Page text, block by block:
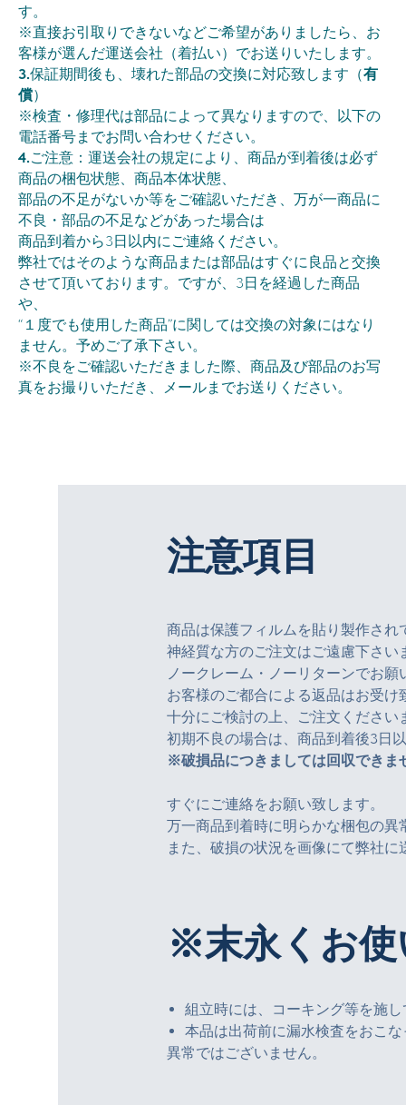
す。
※直接お引取りできないなどご希望がありましたら、お
客様が選んだ運送会社（着払い）でお送りいたします。
3.保証期間後も、壊れた部品の交換に対応致します（有
償）
※検査・修理代は部品によって異なりますので、以下の
電話番号までお問い合わせください。
4.ご注意：運送会社の規定により、商品が到着後は必ず
商品の梱包状態、商品本体状態、
部品の不足がないか等をご確認いただき、万が一商品に
不良・部品の不足などがあった場合は
商品到着から3日以内にご連絡ください。
弊社ではそのような商品または部品はすぐに良品と交換
させて頂いております。ですが、3日を経過した商品
や、
“１度でも使用した商品”に関しては交換の対象にはなり
ません。予めご了承下さい。
※不良をご確認いただきました際、商品及び部品のお写
真をお撮りいただき、メールまでお送りください。
注意項目
※末永くお使
商品は保護フィルムを貼り製作さ
神経質な方のご注文はご遠慮下さい
ノークレーム・ノーリターンでお願
お客様のご都合による返品はお受け
十分にご検討の上、ご注文くださ
初期不良の場合は、商品到着後3日
※破損品につきましては回収できま
すぐにご連絡をお願い致します。
万一商品到着時に明らかな梱包の
また、破損の状況を画像にて弊社
組立時には、コーキング等を施
本品は出荷前に漏水検査をおこ
異常ではございません。